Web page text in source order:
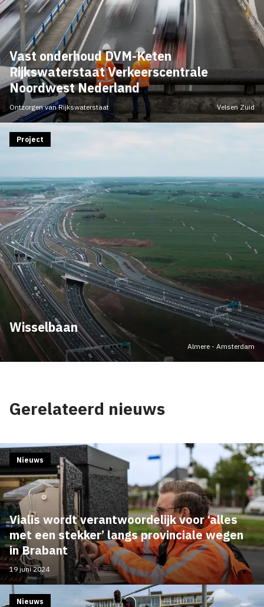
Vast onderhoud DVM-Keten
Rijkswaterstaat Verkeerscentrale
Noordwest Nederland
Ontzorgen van Rijkswaterstaat Velsen Zuid
Wisselbaan
Project
Almere - Amsterdam
Gerelateerd nieuws
Vialis wordt verantwoordelijk voor ‘alles
met een stekker’ langs provinciale wegen
in Brabant
Nieuws
19 juni 2024
Nieuws